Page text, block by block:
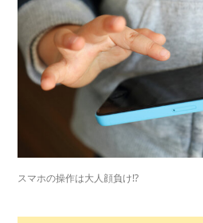
スマホの操作は大人顔負け⁉︎